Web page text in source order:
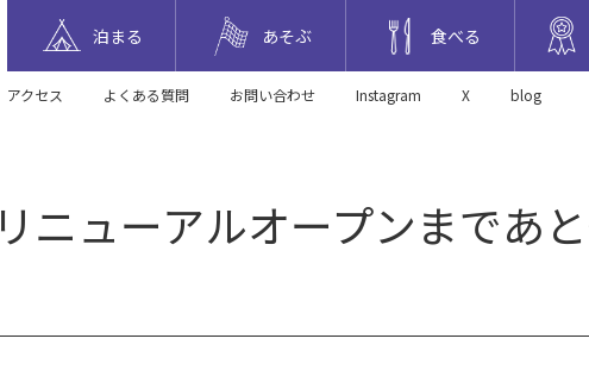
泊まる あそぶ 食べる
アクセス よくある質問 お問い合わせ Instagram X blog
リニューアルオープンまであ